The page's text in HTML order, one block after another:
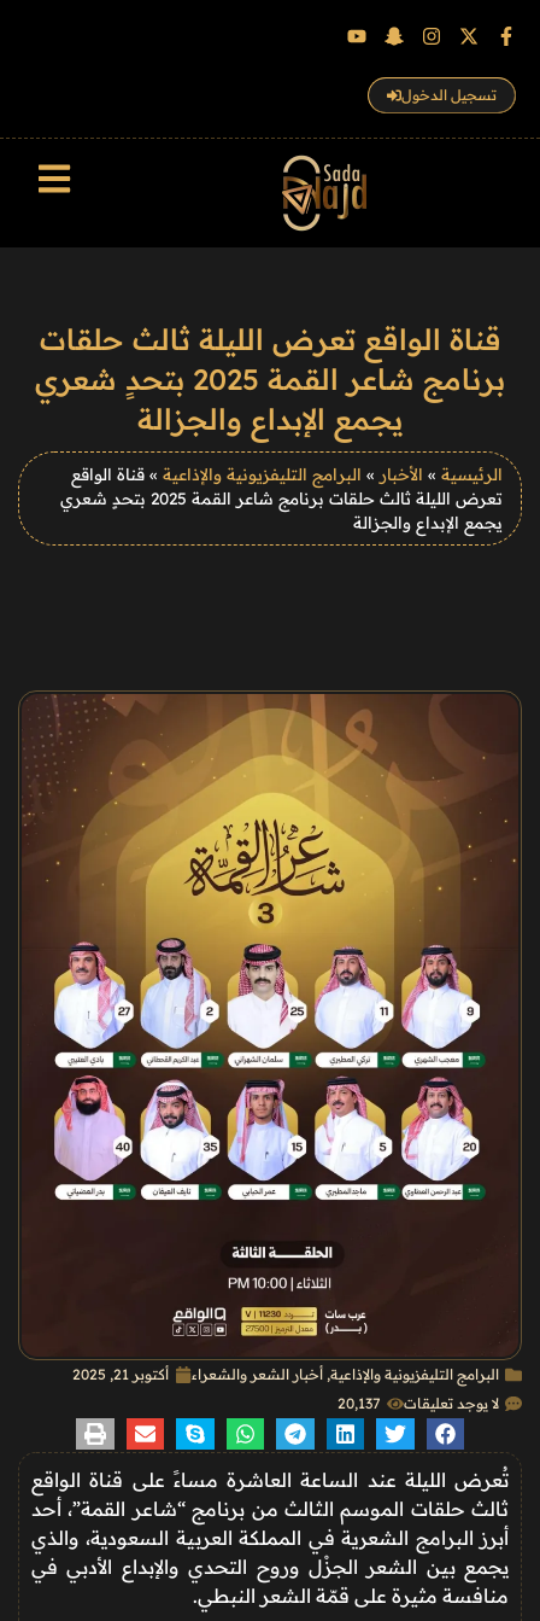
تسجيل الدخول
قناة الواقع تعرض الليلة ثالث حلقات
برنامج شاعر القمة 2025 بتحدٍ شعري
يجمع الإبداع والجزالة
الرئيسية » الأخبار » البرامج التليفزيونية والإذاعية » قناة الواقع
تعرض الليلة ثالث حلقات برنامج شاعر القمة 2025 بتحدٍ شعري
يجمع الإبداع والجزالة
البرامج التليفزيونية والإذاعية, أخبار الشعر والشعراء
أكتوبر 21, 2025
لا يوجد تعليقات
20٬137
تُعرض الليلة عند الساعة العاشرة مساءً على قناة الواقع
ثالث حلقات الموسم الثالث من برنامج“شاعر القمة”، أحد
أبرز البرامج الشعرية في المملكة العربية السعودية، والذي
يجمع بين الشعر الجزْل وروح التحدي والإبداع الأدبيفي
منافسة مثيرة على قمّة الشعر النبطي.